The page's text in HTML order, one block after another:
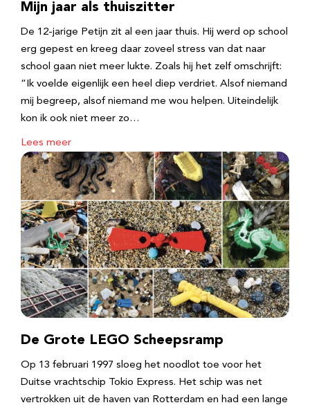
Mijn jaar als thuiszitter
De 12-jarige Petijn zit al een jaar thuis. Hij werd op school
erg gepest en kreeg daar zoveel stress van dat naar
school gaan niet meer lukte. Zoals hij het zelf omschrijft:
“Ik voelde eigenlijk een heel diep verdriet. Alsof niemand
mij begreep, alsof niemand me wou helpen. Uiteindelijk
kon ik ook niet meer zo…
Lees meer
De Grote LEGO Scheepsramp
Op 13 februari 1997 sloeg het noodlot toe voor het
Duitse vrachtschip Tokio Express. Het schip was net
vertrokken uit de haven van Rotterdam en had een lange